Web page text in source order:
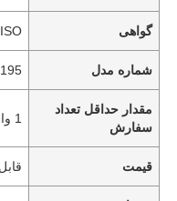
گواهی
شماره مدل
مقدار حداقل تعداد
سفارش
1 واحد
قیمت